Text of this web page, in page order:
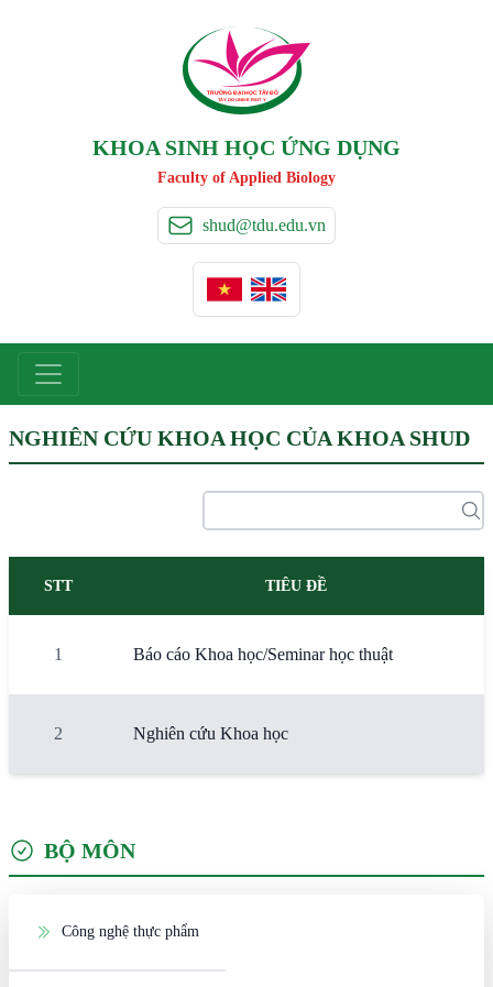
TRƯỜNG ĐẠI HỌC TÂY ĐÔ
TAY DO UNIVERSIT Y
KHOA SINH HỌC ỨNG DỤNG
Faculty of Applied Biology
shud@tdu.edu.vn
NGHIÊN CỨU KHOA HỌC CỦA KHOA SHUD
STT TIÊU ĐỀ
1 Báo cáo Khoa học/Seminar học thuật
2 Nghiên cứu Khoa học
BỘ MÔN
Công nghệ thực phẩm